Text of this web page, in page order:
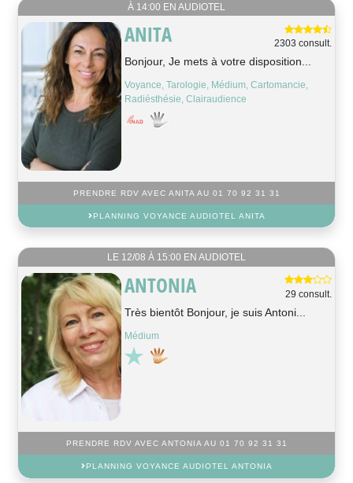
À 14:00 EN AUDIOTEL
ANITA 2303 consult.
Bonjour, Je mets à votre disposition...
Voyance, Tarologie, Médium, Cartomancie,
Radiésthésie, Clairaudience
PRENDRE RDV AVEC ANITA AU 01 70 92 31 31
PLANNING VOYANCE AUDIOTEL ANITA
LE 12/08 À 15:00 EN AUDIOTEL
ANTONIA 29 consult.
Très bientôt Bonjour, je suis Antoni...
Médium
PRENDRE RDV AVEC ANTONIA AU 01 70 92 31 31
PLANNING VOYANCE AUDIOTEL ANTONIA